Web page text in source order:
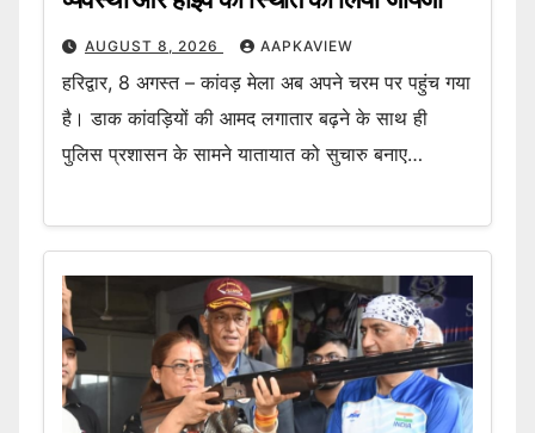
AUGUST 8, 2026 AAPKAVIEW
हरिद्वार, 8 अगस्त – कांवड़ मेला अब अपने चरम पर पहुंच गया
है। डाक कांवड़ियों की आमद लगातार बढ़ने के साथ ही
पुलिस प्रशासन के सामने यातायात को सुचारु बनाए…